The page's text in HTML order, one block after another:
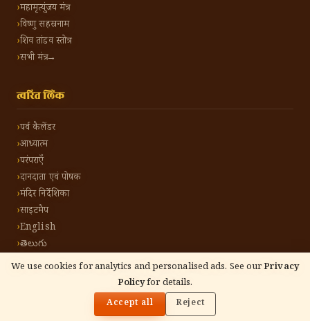
We use cookies for analytics and personalised ads. See ourPrivacy
Policyfor details.
Accept all Reject
महामृत्युंजय मंत्र
विष्णु सहस्रनाम
शिव तांडव स्तोत्र
सभी मंत्र →
त्वरित लिंक
पर्व कैलेंडर
आध्यात्म
परंपराएँ
दानदाता एवं पोषक
मंदिर निर्देशिका
साइटमैप
English
తెలుగు
हिंदू टोन हिंदी। सर्वाधिकार सुरक्षित। गोपनीयता नीति